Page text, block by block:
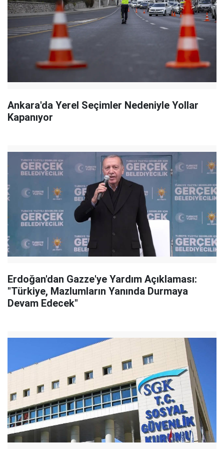
Ankara'da Yerel Seçimler Nedeniyle Yollar
Kapanıyor
Erdoğan'dan Gazze'ye Yardım Açıklaması:
"Türkiye, Mazlumların Yanında Durmaya
Devam Edecek"